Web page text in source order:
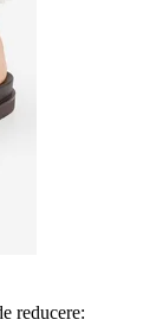
reducere: